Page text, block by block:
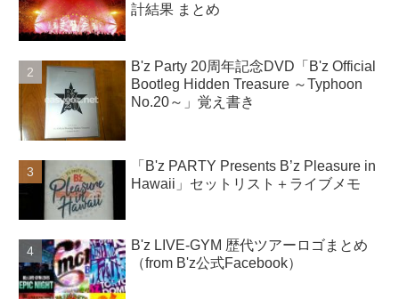
計結果 まとめ
B'z Party 20周年記念DVD「B'z Official
Bootleg Hidden Treasure ～Typhoon
No.20～」覚え書き
「B'z PARTY Presents B’z Pleasure in
Hawaii」セットリスト＋ライブメモ
B'z LIVE-GYM 歴代ツアーロゴまとめ
（from B'z公式Facebook）